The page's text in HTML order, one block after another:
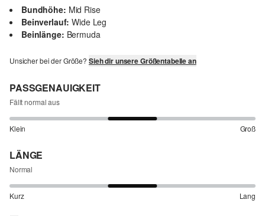
Bundhöhe: Mid Rise
Beinverlauf: Wide Leg
Beinlänge: Bermuda
Unsicher bei der Größe? Sieh dir unsere Größentabelle an
PASSGENAUIGKEIT
Fällt normal aus
Klein Groß
LÄNGE
Normal
Kurz Lang